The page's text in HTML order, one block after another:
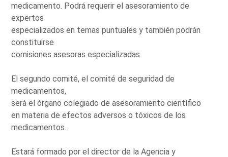
medicamento. Podrá requerir el asesoramiento de
expertos
especializados en temas puntuales y también podrán
constituirse
comisiones asesoras especializadas.
El segundo comité, el comité de seguridad de
medicamentos,
será el órgano colegiado de asesoramiento científico
en materia de efectos adversos o tóxicos de los
medicamentos.
Estará formado por el director de la Agencia y